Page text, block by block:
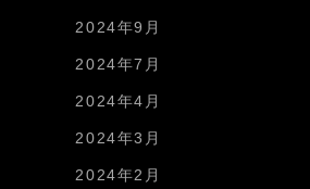
2024年9月
2024年7月
2024年4月
2024年3月
2024年2月